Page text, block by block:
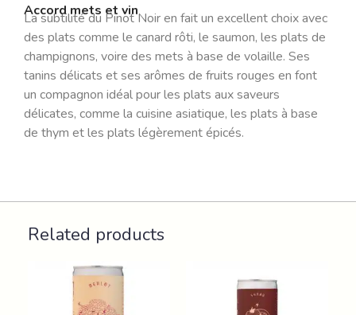
Accord mets et vin
La subtilité du Pinot Noir en fait un excellent choix avec
des plats comme le canard rôti, le saumon, les plats de
champignons, voire des mets à base de volaille. Ses
tanins délicats et ses arômes de fruits rouges en font
un compagnon idéal pour les plats aux saveurs
délicates, comme la cuisine asiatique, les plats à base
de thym et les plats légèrement épicés.
Related products